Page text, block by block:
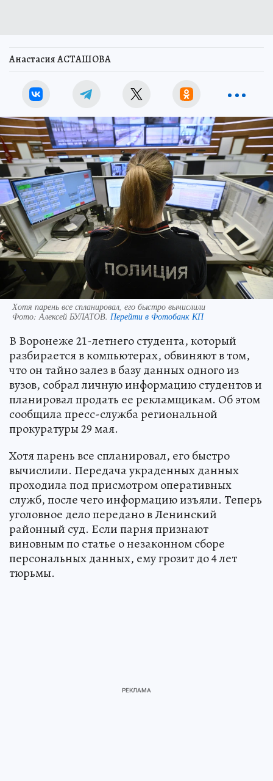
Анастасия АСТАШОВА
Хотя парень все спланировал, его быстро вычислили
Фото:Алексей БУЛАТОВ. Перейти в Фотобанк КП
В Воронеже 21-летнего студента, который
разбирается в компьютерах, обвиняют в том,
что он тайно залез в базу данных одного из
вузов, собрал личную информацию студентов и
планировал продать ее рекламщикам. Об этом
сообщила пресс-служба региональной
прокуратуры 29 мая.
Хотя парень все спланировал, его быстро
вычислили. Передача украденных данных
проходила под присмотром оперативных
служб, после чего информацию изъяли. Теперь
уголовное дело передано в Ленинский
районный суд. Если парня признают
виновным по статье о незаконном сборе
персональных данных, ему грозит до 4 лет
тюрьмы.